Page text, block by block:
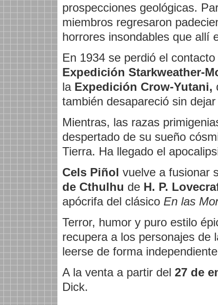
prospecciones geológicas.
miembros regresaron
horrores insondables que allí
En 1934 se perdió el
Expedición Starkweather-
la Expedición Crow-Yutani,
también desapareció sin
Mientras, las razas
despertado de su sueño
Tierra. Ha llegado el
Cels Piñol vuelve a fusionar
de Cthulhu de H. P.
apócrifa del clásico En las
Terror, humor y puro estilo
recupera a los personajes de
leerse de forma
A la venta a partir del 27 de
Dick.